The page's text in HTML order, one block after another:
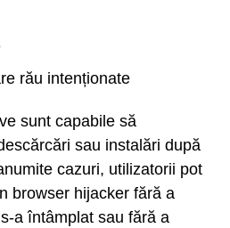
rău intenționate
sunt capabile să
sau instalări după
cazuri, utilizatorii pot
browser hijacker fără a
a întâmplat sau fără a